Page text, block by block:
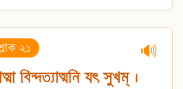
২১ 🔊
বিন্দত্যাত্মনি যৎ সুখম্ ।